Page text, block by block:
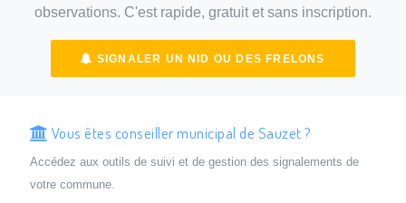
observations. C'est rapide, gratuit et sans inscription.
SIGNALER UN NID OU DES FRELONS
Vous êtes conseiller municipal de Sauzet ?
Accédez aux outils de suivi et de gestion des signalements de
votre commune.